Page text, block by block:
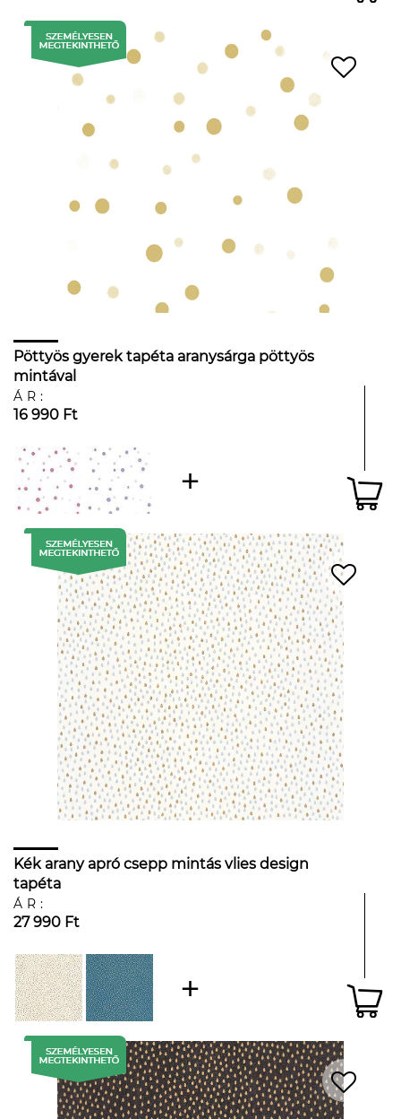
Pöttyös gyerek tapéta aranysárga pöttyös
mintával
ÁR:
16 990 Ft
Kék arany apró csepp mintás vlies design
tapéta
ÁR:
27 990 Ft